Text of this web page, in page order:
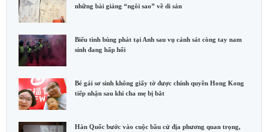
những bài giảng “ngôi sao” về di sản
Biểu tình bùng phát tại Anh sau vụ cảnh sát còng tay nam
sinh đang hấp hối
Bé gái sơ sinh không giấy tờ được chính quyền Hong Kong
tiếp nhận sau khi cha mẹ bị bắt
Hàn Quốc bước vào cuộc bầu cử địa phương quan trọng,